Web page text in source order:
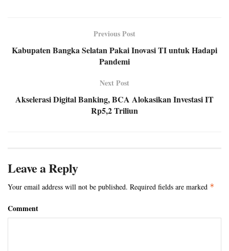
Previous Post
Kabupaten Bangka Selatan Pakai Inovasi TI untuk Hadapi
Pandemi
Next Post
Akselerasi Digital Banking, BCA Alokasikan Investasi IT
Rp5,2 Triliun
Leave a Reply
Your email address will not be published. Required fields are marked *
Comment